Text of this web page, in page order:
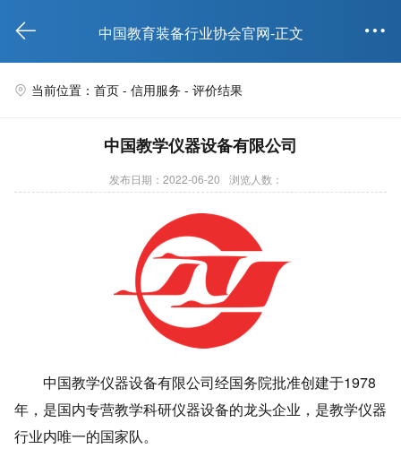
 中国教育装备行业协会官网-正文 
 当前位置：首页 - 信用服务 - 评价结果
中国教学仪器设备有限公司
发布日期：2022-06-20 浏览人数：
中国教学仪器设备有限公司经国务院批准创建于1978
年，是国内专营教学科研仪器设备的龙头企业，是教学仪器
行业内唯一的国家队。